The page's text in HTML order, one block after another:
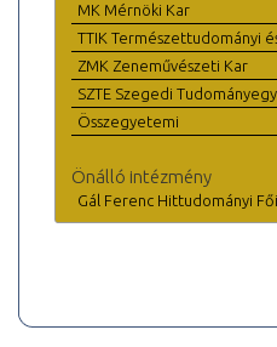
MK Mérnöki Kar
TTIK Természettudományi
ZMK Zeneművészeti Kar
SZTE Szegedi
Összegyetemi
Önálló intézmény
Gál Ferenc Hittudományi